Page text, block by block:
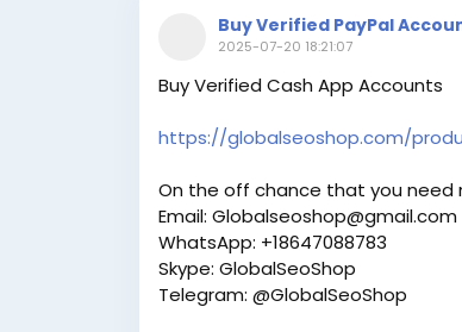
Buy Verified PayPal
2025-07-20 18:21:07
Buy Verified Cash App Accounts
https://globalseoshop.com/
On the off chance that you
Email: Globalseoshop@gmail.com
WhatsApp: +18647088783
Skype: GlobalSeoShop
Telegram: @GlobalSeoShop